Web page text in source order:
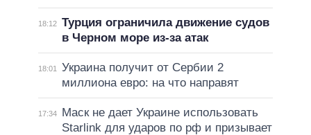
18:12 Турция ограничила движение судов
в Черном море из-за атак
18:01
Украина получит от Сербии 2
миллиона евро: на что направят
17:34
Маск не дает Украине использовать
Starlink для ударов по рф и призывает